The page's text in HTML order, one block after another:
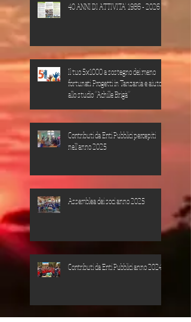
40 ANNI DI ATTIVITA' 1986 - 2026
Il tuo 5x1000 a sostegno dei meno
fortunati. Progetti in Tanzania e aiuto
allo studio “Achille Brigà”
Contributi da Enti Pubblici percepiti
nell'anno 2025
Assemblea dei soci anno 2025
Contributi da Enti Pubblici anno 2024